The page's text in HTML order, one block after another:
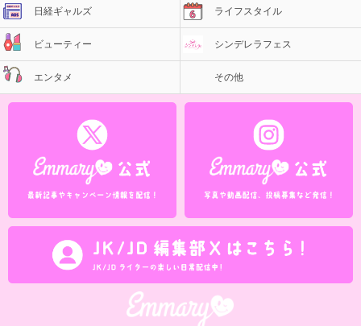
日経ギャルズ ライフスタイル
ビューティー シンデレラフェス
エンタメ その他